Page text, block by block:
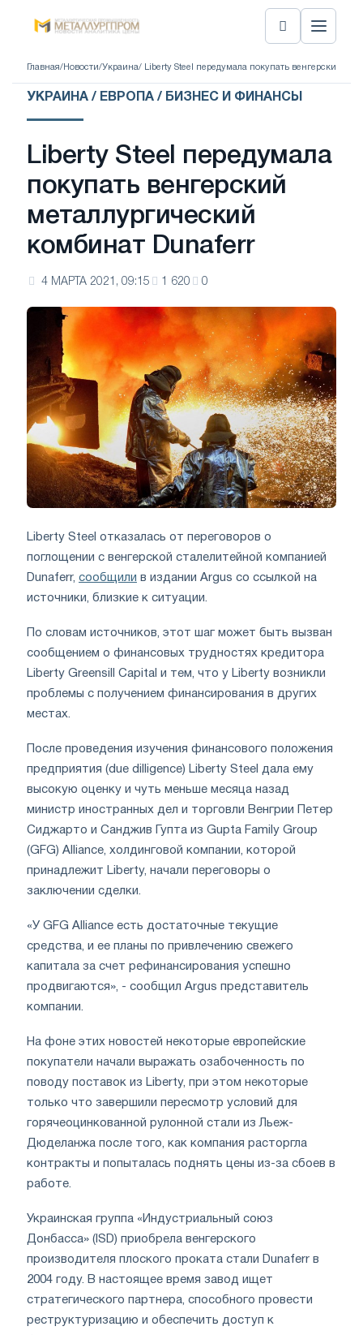
Главная/ Новости/Украина/ Liberty Steel передумала покупать венгерский
УКРАИНА / ЕВРОПА / БИЗНЕС И ФИНАНСЫ
Liberty Steel передумала
покупать венгерский
металлургический
комбинат Dunaferr
4 МАРТА 2021, 09:15 1 620 0
Liberty Steel отказалась от переговоров о
поглощении с венгерской сталелитейной компанией
Dunaferr, сообщили в издании Argus со ссылкой на
источники, близкие к ситуации.
По словам источников, этот шаг может быть вызван
сообщением о финансовых трудностях кредитора
Liberty Greensill Capital и тем, что у Liberty возникли
проблемы с получением финансирования в других
местах.
После проведения изучения финансового положения
предприятия (due dilligence) Liberty Steel дала ему
высокую оценку и чуть меньше месяца назад
министр иностранных дел и торговли Венгрии Петер
Сиджарто и Санджив Гупта из Gupta Family Group
(GFG) Alliance, холдинговой компании, которой
принадлежит Liberty, начали переговоры о
заключении сделки.
«У GFG Alliance есть достаточные текущие
средства, и ее планы по привлечению свежего
капитала за счет рефинансирования успешно
продвигаются», - сообщил Argus представитель
компании.
На фоне этих новостей некоторые европейские
покупатели начали выражать озабоченность по
поводу поставок из Liberty, при этом некоторые
только что завершили пересмотр условий для
горячеоцинкованной рулонной стали из Льеж-
Дюделанжа после того, как компания расторгла
контракты и попыталась поднять цены из-за сбоев в
работе.
Украинская группа «Индустриальный союз
Донбасса» (ISD) приобрела венгерского
производителя плоского проката стали Dunaferr в
2004 году. В настоящее время завод ищет
стратегического партнера, способного провести
реструктуризацию и обеспечить доступ к